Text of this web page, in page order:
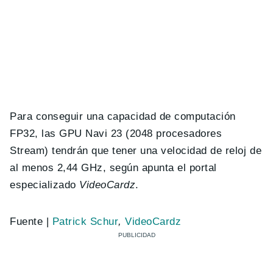
Para conseguir una capacidad de computación
FP32, las GPU Navi 23 (2048 procesadores
Stream) tendrán que tener una velocidad de reloj de
al menos 2,44 GHz, según apunta el portal
especializado VideoCardz.
Fuente | Patrick Schur, VideoCardz